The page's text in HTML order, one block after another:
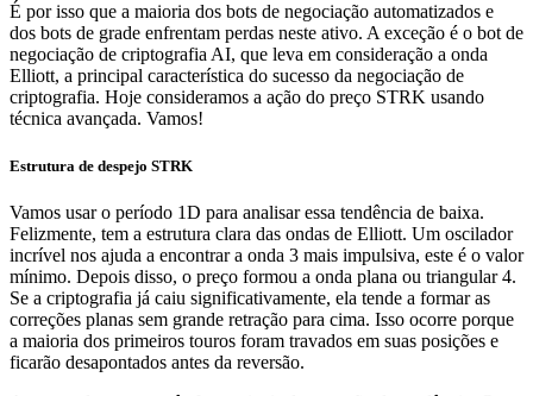
É por isso que a maioria dos bots de negociação automatizados e
dos bots de grade enfrentam perdas neste ativo. A exceção é o bot de
negociação de criptografia AI, que leva em consideração a onda
Elliott, a principal característica do sucesso da negociação de
criptografia. Hoje consideramos a ação do preço STRK usando
técnica avançada. Vamos!
Estrutura de despejo STRK
Vamos usar o período 1D para analisar essa tendência de baixa.
Felizmente, tem a estrutura clara das ondas de Elliott. Um oscilador
incrível nos ajuda a encontrar a onda 3 mais impulsiva, este é o valor
mínimo. Depois disso, o preço formou a onda plana ou triangular 4.
Se a criptografia já caiu significativamente, ela tende a formar as
correções planas sem grande retração para cima. Isso ocorre porque
a maioria dos primeiros touros foram travados em suas posições e
ficarão desapontados antes da reversão.